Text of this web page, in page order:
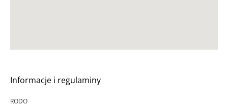
Informacje i regulaminy
RODO